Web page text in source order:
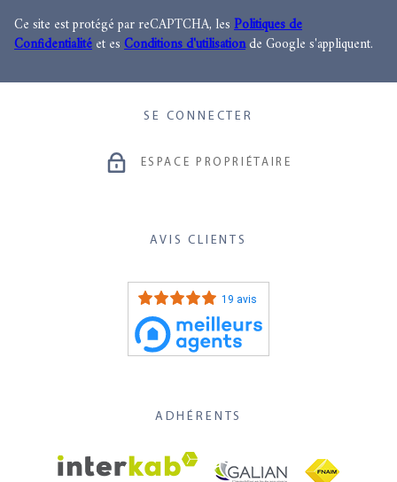
Ce site est protégé par reCAPTCHA, lesPolitiques de
Confidentialitéet esConditions d'utilisationde Google s'appliquent.
SE CONNECTER
ESPACE PROPRIÉTAIRE
AVIS CLIENTS
19 avis
ADHÉRENTS